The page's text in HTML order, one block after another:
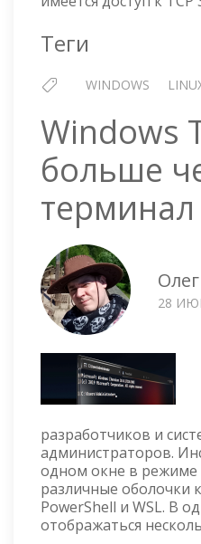
Теги
WINDOWS
Windows
больше
терминал
Олег
28
разработчиков и
администраторов.
одном окне в режиме
различные оболочки
PowerShell и WSL. В
отображаться